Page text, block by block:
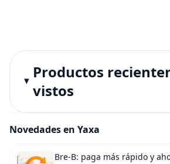
Productos
vistos
Novedades en Yaxa
Bre-B: paga más rápido y